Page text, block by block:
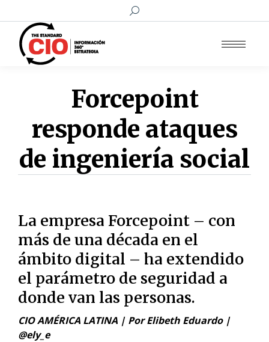
Buscar:
Forcepoint
responde ataques
de ingeniería social
La empresa Forcepoint – con
más de una década en el
ámbito digital – ha extendido
el parámetro de seguridad a
donde van las personas.
CIO AMÉRICA LATINA | Por Elibeth Eduardo |
@ely_e